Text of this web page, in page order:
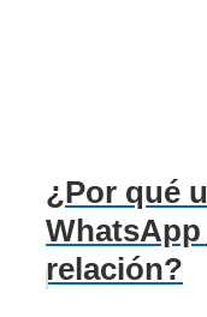
¿Por qué
relación?